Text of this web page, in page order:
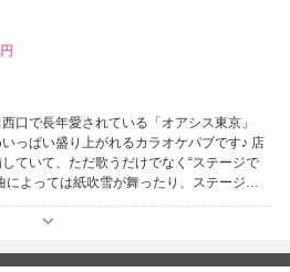
口で長年愛されている「オアシス東京」
っぱい盛り上がれるカラオケパブです♪ 店
ていて、ただ歌うだけでなく“ステージで
よっては紙吹雪が舞ったり、ステージ前